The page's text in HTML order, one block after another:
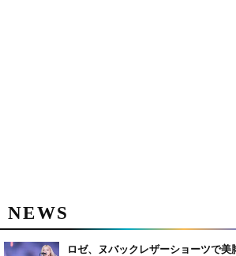
NEWS
ロゼ、ヌバックレザーショーツで